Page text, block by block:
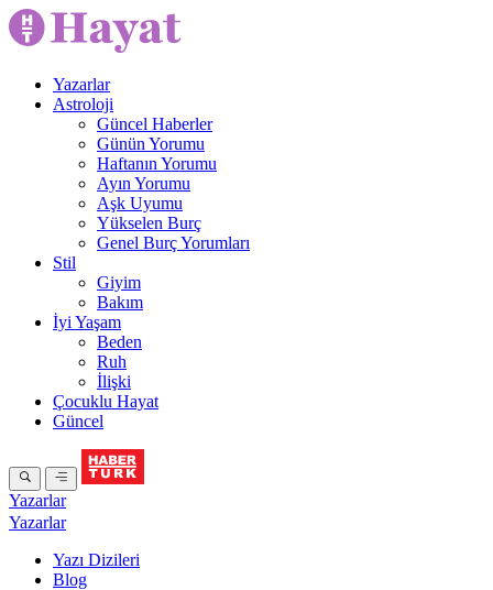
Yazarlar
Astroloji
Güncel Haberler
Günün Yorumu
Haftanın Yorumu
Ayın Yorumu
Aşk Uyumu
Yükselen Burç
Genel Burç Yorumları
Stil
Giyim
Bakım
İyi Yaşam
Beden
Ruh
İlişki
Çocuklu Hayat
Güncel
Yazarlar
Yazarlar
Yazı Dizileri
Blog